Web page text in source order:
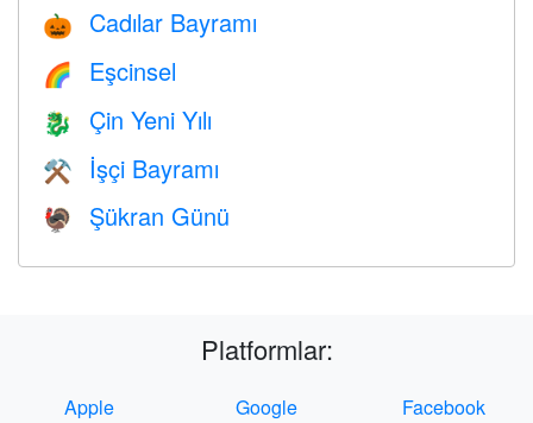
🎃 Cadılar Bayramı
🌈 Eşcinsel
🐉 Çin Yeni Yılı
⚒️ İşçi Bayramı
🦃 Şükran Günü
Platformlar:
Apple Google
Facebook